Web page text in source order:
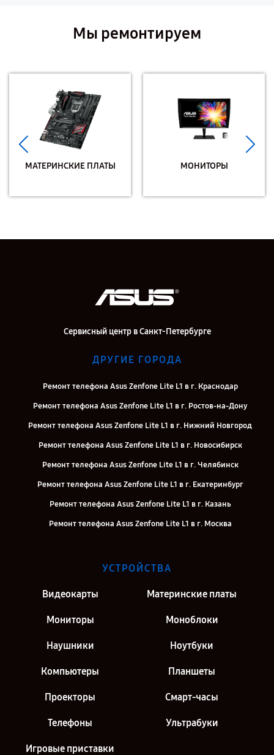
Мы ремонтируем
МАТЕРИНСКИЕ ПЛАТЫ МОНИТОРЫ
Сервисный центр в Санкт-Петербурге
ДРУГИЕ ГОРОДА
Ремонт телефона Asus Zenfone Lite L1 в г. Краснодар
Ремонт телефона Asus Zenfone Lite L1 в г. Ростов-на-Дону
Ремонт телефона Asus Zenfone Lite L1 в г. Нижний Новгород
Ремонт телефона Asus Zenfone Lite L1 в г. Новосибирск
Ремонт телефона Asus Zenfone Lite L1 в г. Челябинск
Ремонт телефона Asus Zenfone Lite L1 в г. Екатеринбург
Ремонт телефона Asus Zenfone Lite L1 в г. Казань
Ремонт телефона Asus Zenfone Lite L1 в г. Москва
УСТРОЙСТВА
Видеокарты Материнские платы
Мониторы Моноблоки
Наушники Ноутбуки
Компьютеры Планшеты
Проекторы Смарт-часы
Телефоны Ультрабуки
Игровые приставки